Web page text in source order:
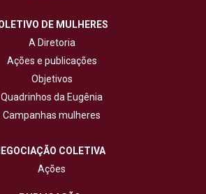
DE MULHERES
A Diretoria
Ações e publicações
Objetivos
Quadrinhos da Eugênia
Campanhas mulheres
COLETIVA
Ações